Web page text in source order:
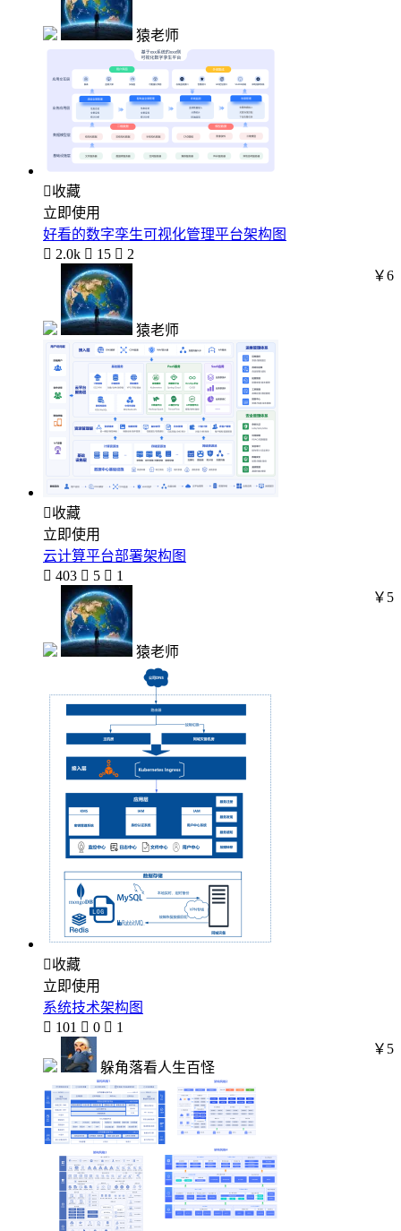
猿老师
收藏
立即使用
好看的数字孪生可视化管理平台架构图
 2.0k  15  2
猿老师
￥6
收藏
立即使用
云计算平台部署架构图
 403  5  1
猿老师
￥5
收藏
立即使用
系统技术架构图
 101  0  1
躲角落看人生百怪
￥5